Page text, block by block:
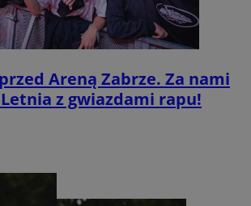
Areną Zabrze. Za nami
Letnia z gwiazdami rapu!